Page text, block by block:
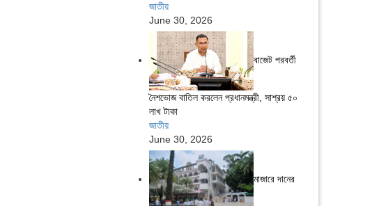
জাতীয়
June 30, 2026
বাজেট পরবর্তী
নৈশভোজ বাতিল করলেন প্রধানমন্ত্রী, সাশ্রয় ৫০
লাখ টাকা
জাতীয়
June 30, 2026
মাজারে দানের